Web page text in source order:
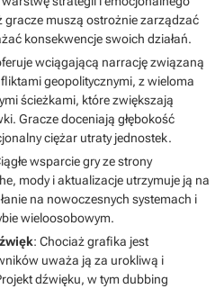
muszą ostrożnie zarządzać
konsekwencje swoich działań.
wciągającą narrację związaną
geopolitycznymi, z wieloma
ścieżkami, które zwiększają
Gracze doceniają głębokość
ciężar utraty jednostek.
wsparcie gry ze strony
mody i aktualizacje utrzymuje ją na
na nowoczesnych systemach i
wieloosobowym.
: Chociaż grafika jest
uważa ją za urokliwą i
dźwięku, w tym dubbing